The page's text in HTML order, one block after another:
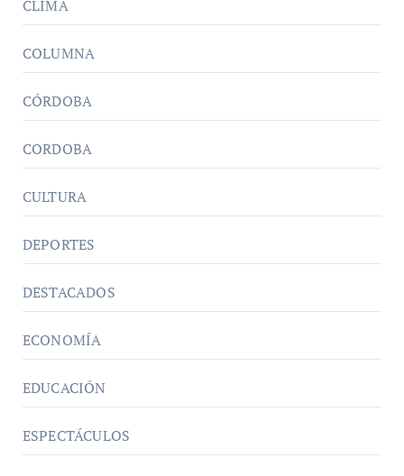
CLIMA
COLUMNA
CÓRDOBA
CORDOBA
CULTURA
DEPORTES
DESTACADOS
ECONOMÍA
EDUCACIÓN
ESPECTÁCULOS